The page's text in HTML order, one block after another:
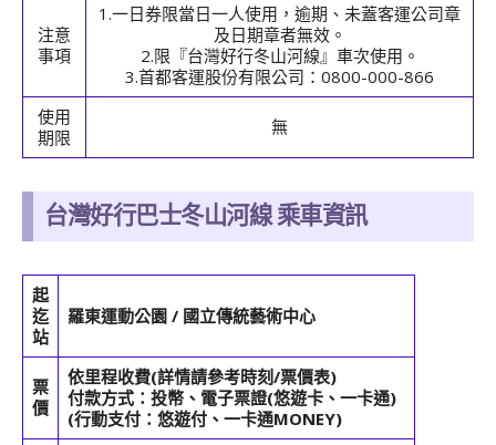
注意
事項
1.一日券限當日一人使用，逾期、未蓋客運公司章
及日期章者無效。
2.限『台灣好行冬山河線』車次使用。
3.首都客運股份有限公司：0800-000-866
使用
期限
無
台灣好行巴士冬山河線 乘車資訊
起
迄
站
羅東運動公園 / 國立傳統藝術中心
票
價
依里程收費(詳情請參考時刻/票價表)
付款方式：投幣、電子票證(悠遊卡、一卡通)
(行動支付：悠遊付、一卡通MONEY)